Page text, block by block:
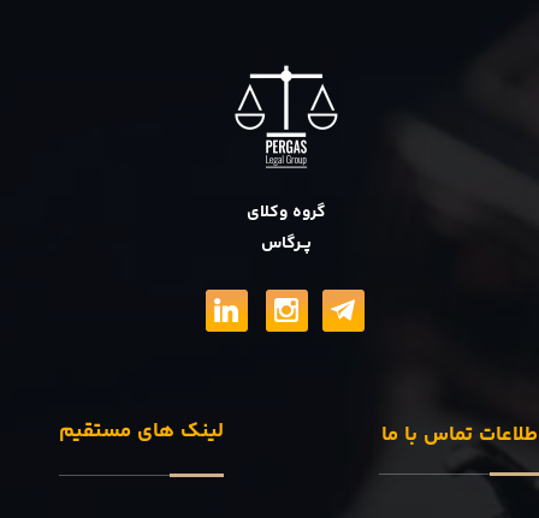
گروه وکلای
پــرگاس
لینک های مستقیم تماس با ما